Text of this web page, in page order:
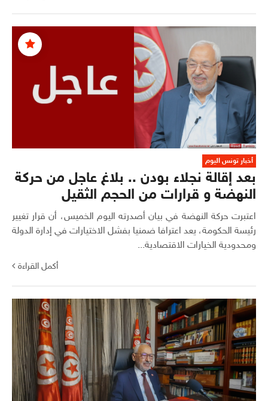
أخبار تونس اليوم
بعد إقالة نجلاء بودن .. بلاغ عاجل من حركة
النهضة و قرارات من الحجم الثقيل
اعتبرت حركة النهضة في بيان أصدرته اليوم الخميس، أن قرار تغيير
رئيسة الحكومة، يعد اعترافا ضمنيا بفشل الاختيارات في إدارة الدولة
ومحدودية الخيارات الاقتصادية...
أكمل القراءة